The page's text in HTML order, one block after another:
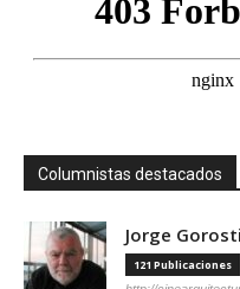
Columnistas destacados
Jorge
121 Publicaciones